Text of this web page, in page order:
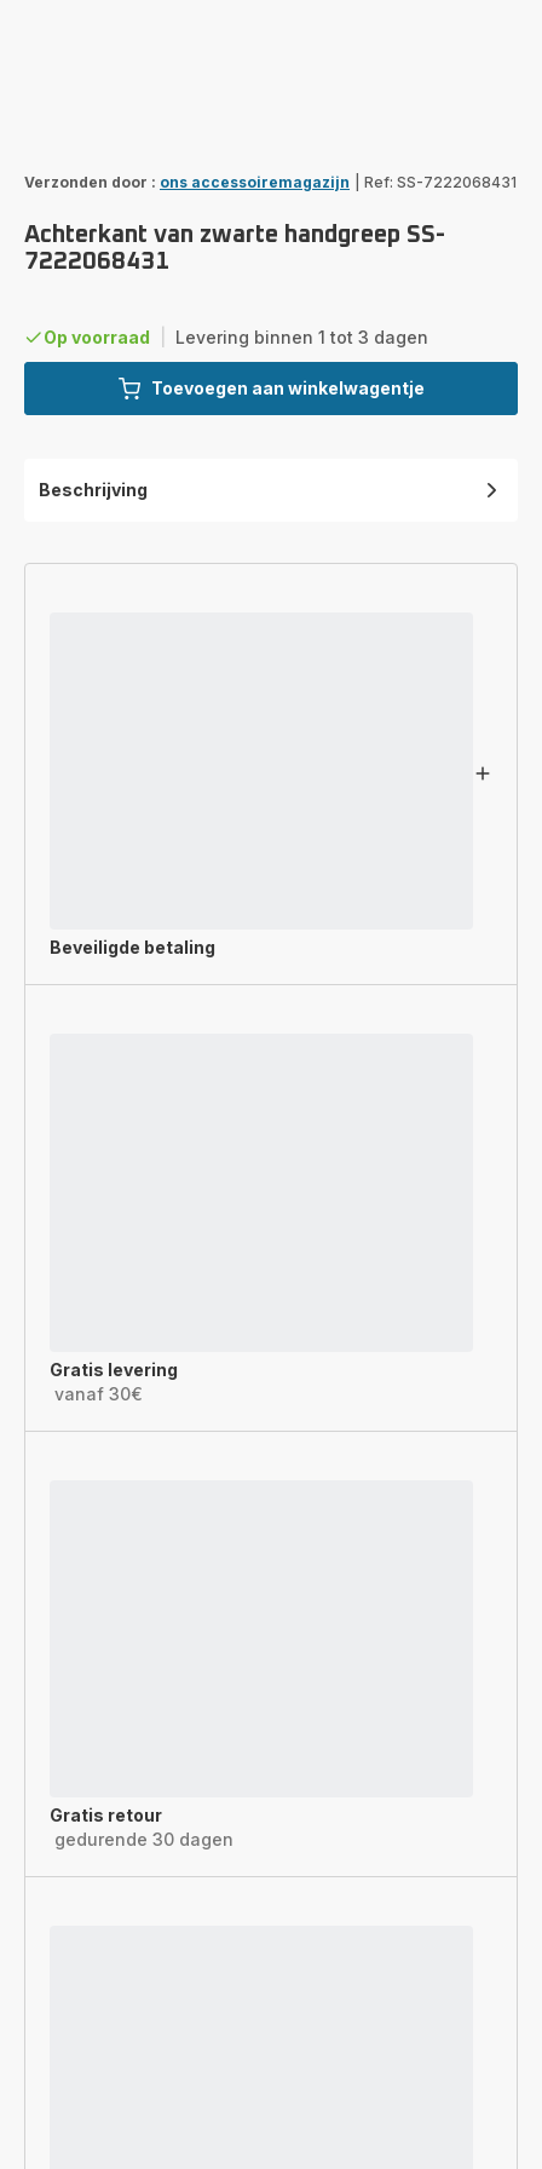
Verzonden door : ons accessoiremagazijn Ref: SS-7222068431
Achterkant van zwarte handgreep SS-
7222068431
Op voorraad Levering binnen 1 tot 3 dagen
Toevoegen aan winkelwagentje
Beschrijving
Beveiligde betaling
Gratis levering
vanaf 30€
Gratis retour
gedurende 30 dagen